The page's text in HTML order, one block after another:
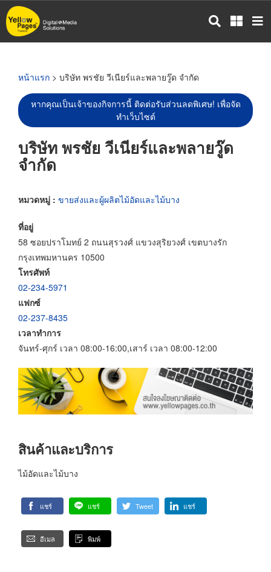
ข้าม
ไป
หน้าแรก > บริษัท พรชัย วีเนียร์และพลายวู๊ด จำกัด
หากคุณเป็นเจ้าของกิจการนี้ ติดต่อรับส่วนลดพิเศษ! เพื่อจัด
ทำเว็บไซต์
บริษัท พรชัย วีเนียร์และพลายวู๊ด
จำกัด
หมวดหมู่ : ขายส่งและผู้ผลิตไม้อัดและไม้บาง
ที่อยู่
58 ซอยปราโมทย์ 2 ถนนสุรวงศ์ แขวงสุริยวงศ์ เขตบางรัก
กรุงเทพมหานคร 10500
โทรศัพท์
02-234-5971
แฟกซ์
02-237-8435
เวลาทำการ
จันทร์-ศุกร์ เวลา 08:00-16:00,เสาร์ เวลา 08:00-12:00
สินค้าและบริการ
ไม้อัดและไม้บาง
แชร์ แชร์ Tweet แชร์
อีเมล พิมพ์